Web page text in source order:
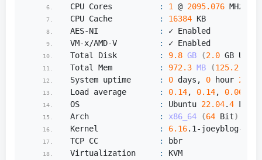
CPU Cores
: 1 @ 2095.076 MHz
CPU Cache
: 16384 KB
AES-NI
:
✓ Enabled
VM-x/AMD-V
:
✓ Enabled
Total Disk
: 9.8 GB (2.0 GB Used
Total Mem
: 972.3 MB (125.2
System uptime
: 0 days, 0 hour 2
Load average
: 0.14, 0.14, 0.06
OS
: Ubuntu 22.04.4 LTS
Arch
: x86_64 (64 Bit)
Kernel
: 6.16. 1 -joeyblog-
TCP CC
:
bbr
Virtualization
:
KVM